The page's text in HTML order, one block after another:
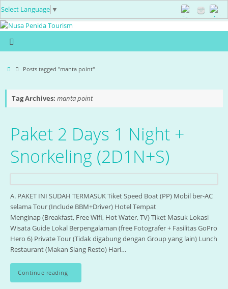
Select Language ▼
Posts tagged "manta point"
Tag Archives: manta point
Paket 2 Days 1 Night +
Snorkeling (2D1N+S)
A. PAKET INI SUDAH TERMASUK Tiket Speed Boat (PP) Mobil ber-AC
selama Tour (Include BBM+Driver) Hotel Tempat
Menginap (Breakfast, Free Wifi, Hot Water, TV) Tiket Masuk Lokasi
Wisata Guide Lokal Berpengalaman (free Fotografer + Fasilitas GoPro
Hero 6) Private Tour (Tidak digabung dengan Group yang lain) Lunch
Restaurant (Makan Siang Resto) Hari…
Continue reading